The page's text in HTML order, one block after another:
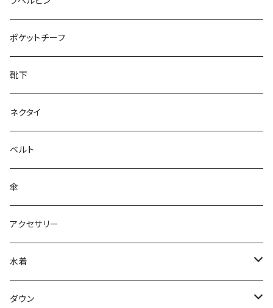
28cm～
ポケットチーフ
靴下
ネクタイ
ベルト
傘
アクセサリー
水着
～44/S
ダウン